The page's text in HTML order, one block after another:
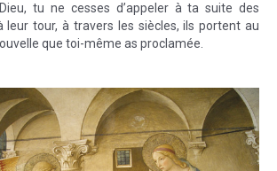
tu ne cesses d’appeler à ta suite des
leur tour, à travers les siècles, ils portent au
que toi-même as proclamée.